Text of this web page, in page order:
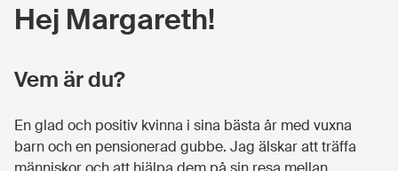
Hej Margareth!
Vem är du?
En glad och positiv kvinna i sina bästa år med vuxna
barn och en pensionerad gubbe. Jag älskar att träffa